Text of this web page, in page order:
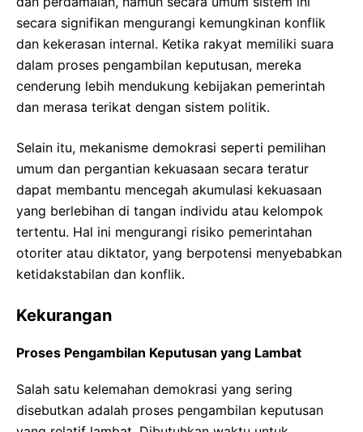
secara signifikan mengurangi kemungkinan konflik
dan kekerasan internal. Ketika rakyat memiliki suara
dalam proses pengambilan keputusan, mereka
cenderung lebih mendukung kebijakan pemerintah
dan merasa terikat dengan sistem politik.
Selain itu, mekanisme demokrasi seperti pemilihan
umum dan pergantian kekuasaan secara teratur
dapat membantu mencegah akumulasi kekuasaan
yang berlebihan di tangan individu atau kelompok
tertentu. Hal ini mengurangi risiko pemerintahan
otoriter atau diktator, yang berpotensi menyebabkan
ketidakstabilan dan konflik.
Kekurangan
Proses Pengambilan Keputusan yang Lambat
Salah satu kelemahan demokrasi yang sering
disebutkan adalah proses pengambilan keputusan